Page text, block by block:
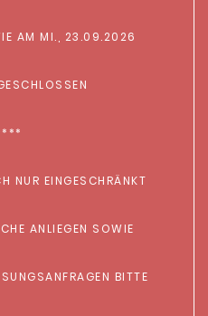
AM MI., 23.09.2026
NUR EINGESCHRÄNKT
ANLIEGEN SOWIE
BITTE